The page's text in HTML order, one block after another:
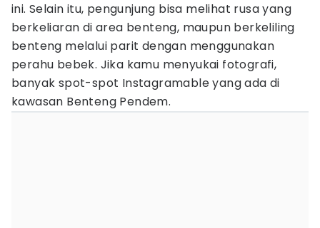
ini. Selain itu, pengunjung bisa melihat rusa yang
berkeliaran di area benteng, maupun berkeliling
benteng melalui parit dengan menggunakan
perahu bebek. Jika kamu menyukai fotografi,
banyak spot-spot Instagramable yang ada di
kawasan Benteng Pendem.